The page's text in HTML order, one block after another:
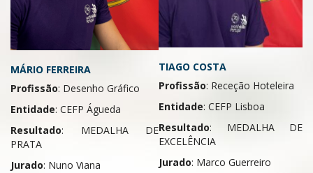
MÁRIO FERREIRA
Profissão: Desenho Gráfico
Entidade: CEFP Águeda
Resultado: MEDALHA DE
PRATA
Jurado: Nuno Viana
TIAGO COSTA
Profissão: Receção Hoteleira
Entidade: CEFP Lisboa
Resultado: MEDALHA DE
EXCELÊNCIA
Jurado: Marco Guerreiro